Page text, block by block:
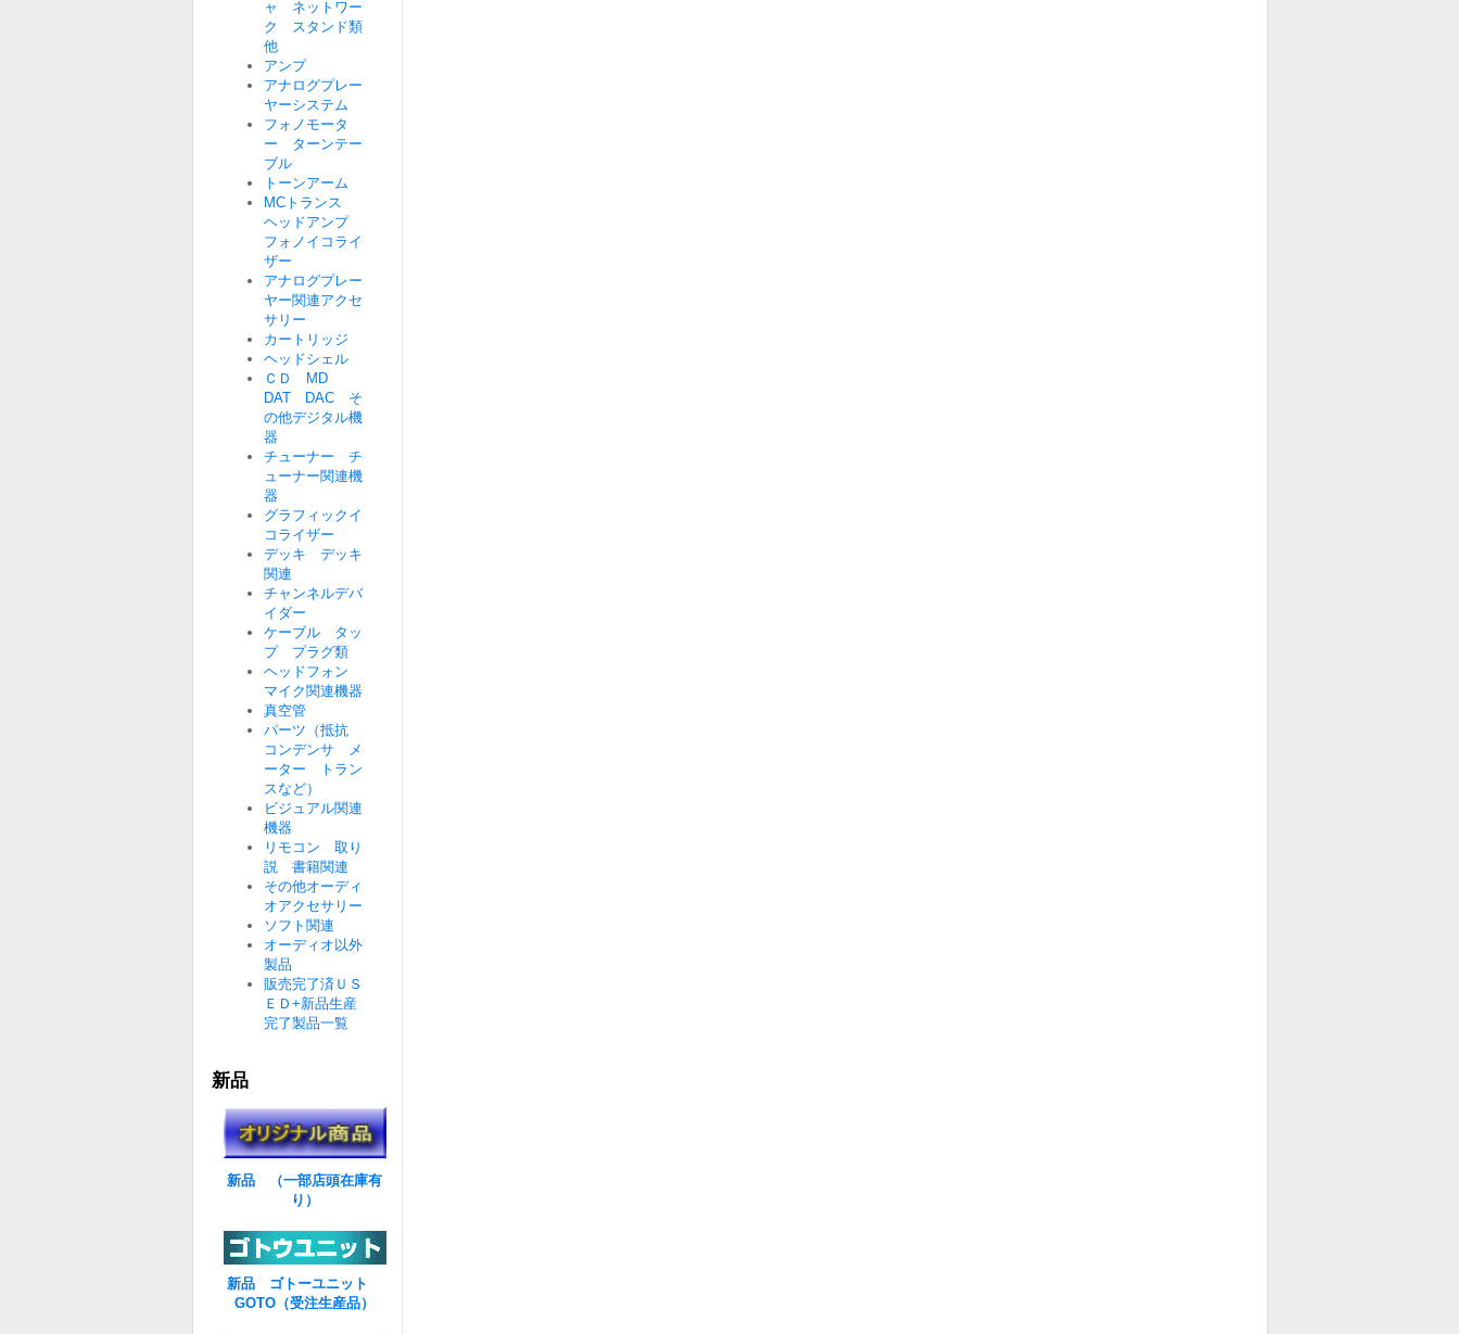
ャ ネットワー
ク スタンド類
他
アンプ
アナログプレー
ヤーシステム
フォノモータ
ー ターンテー
ブル
トーンアーム
MCトランス
ヘッドアンプ
フォノイコライ
ザー
アナログプレー
ヤー関連アクセ
サリー
カートリッジ
ヘッドシェル
ＣＤ MD
DAT DAC そ
の他デジタル機
器
チューナー チ
ューナー関連機
器
グラフィックイ
コライザー
デッキ デッキ
関連
チャンネルデバ
イダー
ケーブル タッ
プ プラグ類
ヘッドフォン
マイク関連機器
真空管
パーツ（抵抗
コンデンサ メ
ーター トラン
スなど）
ビジュアル関連
機器
リモコン 取り
説 書籍関連
その他オーディ
オアクセサリー
ソフト関連
オーディオ以外
製品
販売完了済ＵＳ
ＥＤ+新品生産
完了製品一覧
新品
新品 （一部店頭在庫有
り）
新品 ゴトーユニット
GOTO（受注生産品）